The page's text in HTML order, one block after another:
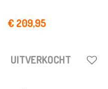
€ 209,95
UITVERKOCHT